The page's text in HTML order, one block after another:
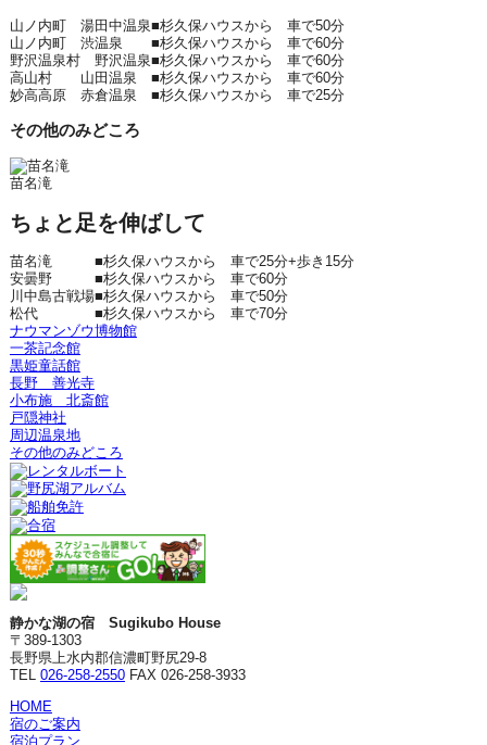
山ノ内町 湯田中温泉■杉久保ハウスから 車で50分
山ノ内町 渋温泉 ■杉久保ハウスから 車で60分
野沢温泉村 野沢温泉■杉久保ハウスから 車で60分
高山村 山田温泉 ■杉久保ハウスから 車で60分
妙高高原 赤倉温泉 ■杉久保ハウスから 車で25分
その他のみどころ
苗名滝
ちょと足を伸ばして
苗名滝 ■杉久保ハウスから 車で25分+歩き15分
安曇野 ■杉久保ハウスから 車で60分
川中島古戦場■杉久保ハウスから 車で50分
松代 ■杉久保ハウスから 車で70分
ナウマンゾウ博物館
一茶記念館
黒姫童話館
長野 善光寺
小布施 北斎館
戸隠神社
周辺温泉地
その他のみどころ
静かな湖の宿 Sugikubo House
〒389-1303
長野県上水内郡信濃町野尻29-8
TEL 026-258-2550FAX 026-258-3933
HOME
宿のご案内
宿泊プラン